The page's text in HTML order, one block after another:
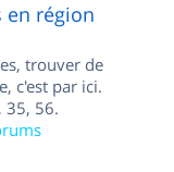
en région
trouver de
c'est par ici.
35, 56.